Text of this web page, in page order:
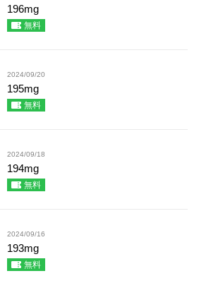
196mg
無料
2024/09/20
195mg
無料
2024/09/18
194mg
無料
2024/09/16
193mg
無料